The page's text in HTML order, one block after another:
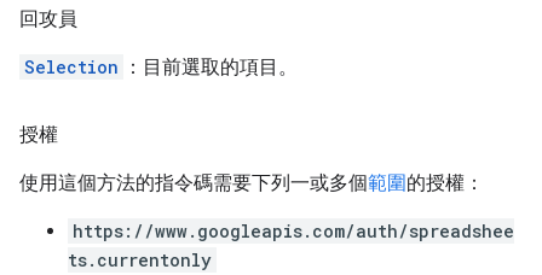
回攻員
Selection ：目前選取的項目。
授權
使用這個方法的指令碼需要下列一或多個範圍的授權：
https://www.googleapis.com/auth/spreadshee
ts.currentonly